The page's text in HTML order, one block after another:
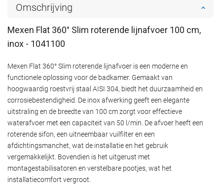
Omschrijving
Mexen Flat 360° Slim roterende lijnafvoer 100 cm,
inox - 1041100
Mexen Flat 360° Slim roterende lijnafvoer is een moderne en
functionele oplossing voor de badkamer. Gemaakt van
hoogwaardig roestvrij staal AISI 304, biedt het duurzaamheid en
corrosiebestendigheid. De inox afwerking geeft een elegante
uitstraling en de breedte van 100 cm zorgt voor effectieve
waterafvoer met een capaciteit van 50 l/min. De afvoer heeft een
roterende sifon, een uitneembaar vuilfilter en een
afdichtingsmanchet, wat de installatie en het gebruik
vergemakkelijkt. Bovendien is het uitgerust met
montagestabilisatoren en verstelbare pootjes, wat het
installatiecomfort vergroot.